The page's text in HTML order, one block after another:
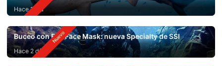
Hace 1 día
Buceo con Full Face Mask: nueva Specialty de SSI
Hace 2 días